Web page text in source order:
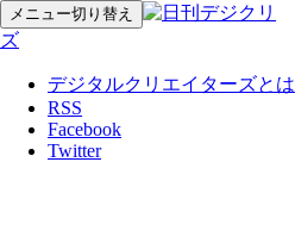
メニュー切り替え
ズ
デジタルクリエイターズとは
RSS
Facebook
Twitter